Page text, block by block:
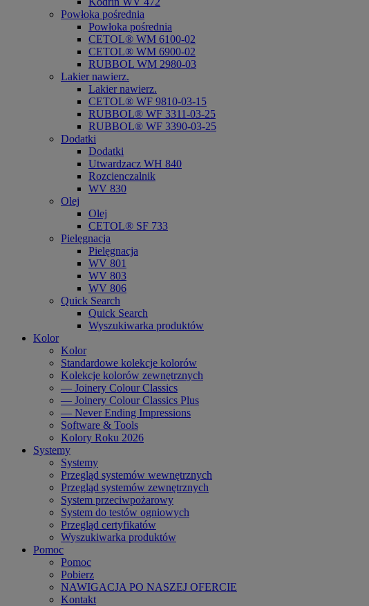
Powłoka pośrednia
Powłoka pośrednia
CETOL® WM 6100-02
CETOL® WM 6900-02
RUBBOL WM 2980-03
Lakier nawierz.
Lakier nawierz.
CETOL® WF 9810-03-15
RUBBOL® WF 3311-03-25
RUBBOL® WF 3390-03-25
Dodatki
Dodatki
Utwardzacz WH 840
Rozcienczalnik
WV 830
Olej
Olej
CETOL® SF 733
Pielęgnacja
Pielęgnacja
WV 801
WV 803
WV 806
Quick Search
Quick Search
Wyszukiwarka produktów
Kolor
Kolor
Standardowe kolekcje kolorów
Kolekcje kolorów zewnętrznych
— Joinery Colour Classics
— Joinery Colour Classics Plus
— Never Ending Impressions
Software & Tools
Kolory Roku 2026
Systemy
Systemy
Przegląd systemów wewnętrznych
Przegląd systemów zewnętrznych
System przeciwpożarowy
System do testów ogniowych
Przegląd certyfikatów
Wyszukiwarka produktów
Pomoc
Pomoc
Pobierz
NAWIGACJA PO NASZEJ OFERCIE
Kontakt